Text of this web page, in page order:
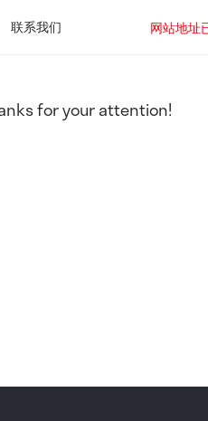
联系我们
网站地址
for your attention!